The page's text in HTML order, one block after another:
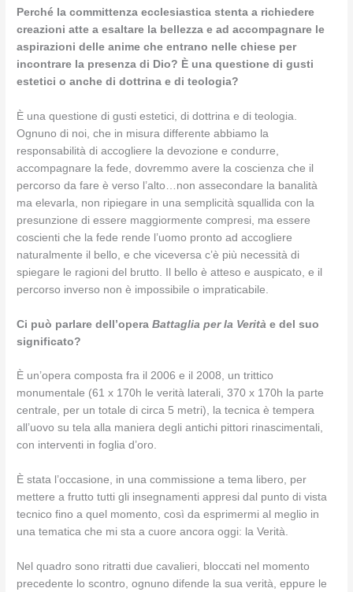
Perché la committenza ecclesiastica stenta a richiedere
creazioni atte a esaltare la bellezza e ad accompagnare le
aspirazioni delle anime che entrano nelle chiese per
incontrare la presenza di Dio? È una questione di gusti
estetici o anche di dottrina e di teologia?
È una questione di gusti estetici, di dottrina e di teologia.
Ognuno di noi, che in misura differente abbiamo la
responsabilità di accogliere la devozione e condurre,
accompagnare la fede, dovremmo avere la coscienza che il
percorso da fare è verso l’alto…non assecondare la banalità
ma elevarla, non ripiegare in una semplicità squallida con la
presunzione di essere maggiormente compresi, ma essere
coscienti che la fede rende l’uomo pronto ad accogliere
naturalmente il bello, e che viceversa c’è più necessità di
spiegare le ragioni del brutto. Il bello è atteso e auspicato, e il
percorso inverso non è impossibile o impraticabile.
Ci può parlare dell’operaBattaglia per la Veritàe del suo
significato?
È un’opera composta fra il 2006 e il 2008, un trittico
monumentale (61 x 170h le verità laterali, 370 x 170h la parte
centrale, per un totale di circa 5 metri), la tecnica è tempera
all’uovo su tela alla maniera degli antichi pittori rinascimentali,
con interventi in foglia d’oro.
È stata l’occasione, in una commissione a tema libero, per
mettere a frutto tutti gli insegnamenti appresi dal punto di vista
tecnico fino a quel momento, così da esprimermi al meglio in
una tematica che mi sta a cuore ancora oggi: la Verità.
Nel quadro sono ritratti due cavalieri, bloccati nel momento
precedente lo scontro, ognuno difende la sua verità, eppure le